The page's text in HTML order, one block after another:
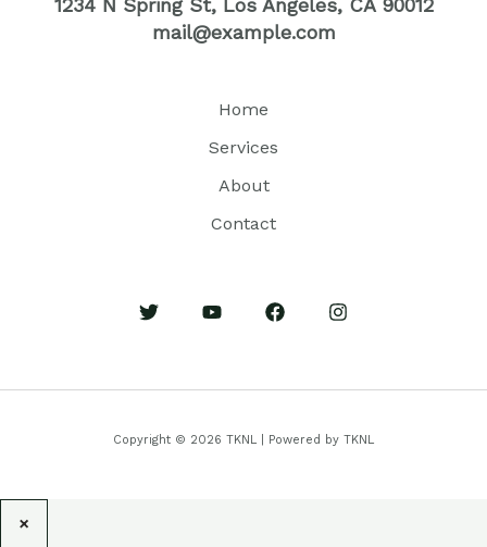
mail@example.com
Home
Services
About
Contact
Copyright © 2026 TKNL | Powered by TKNL
×